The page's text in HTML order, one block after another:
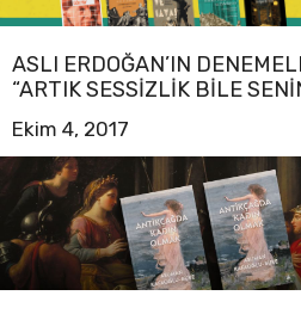
ASLI ERDOĞAN’IN
“ARTIK SESSIZLIK BILE
Ekim 4, 2017